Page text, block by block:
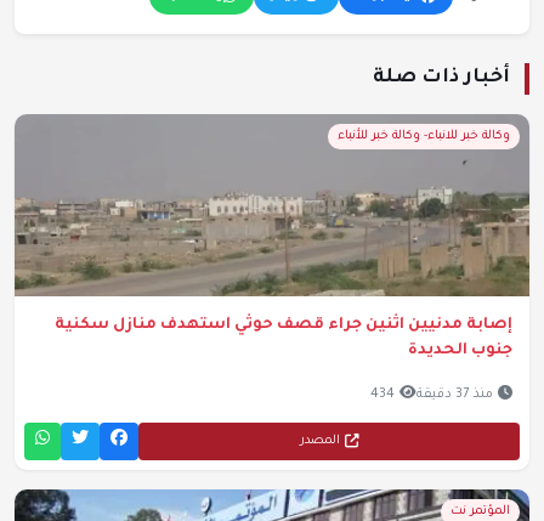
أخبار ذات صلة
وكالة خبر للانباء- وكالة خبر للأنباء
إصابة مدنيين اثنين جراء قصف حوثي استهدف منازل سكنية
جنوب الحديدة
منذ 37 دقيقة 434
المصدر
المؤتمر نت